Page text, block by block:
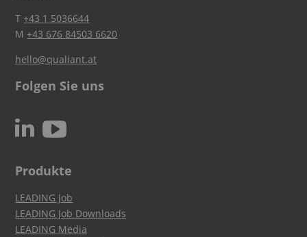
T+43 1 5036644
M+43 676 84503 6620
hello@qualiant.at
Folgen Sie uns
N c
Produkte
LEADING Job
LEADING Job Downloads
LEADING Media